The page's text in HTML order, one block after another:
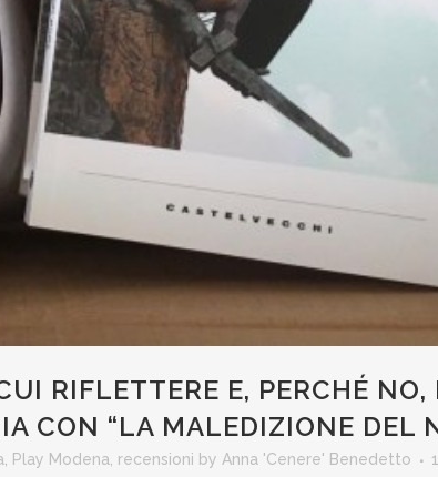
RIFLETTERE E, PERCHÉ NO,
CON “LA MALEDIZIONE DEL
Play Modena recensioni by Anna 'Cenere' Benedetto